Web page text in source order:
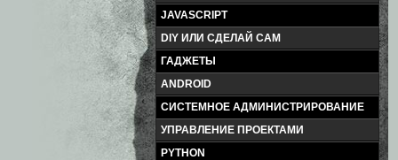
JAVASCRIPT
DIY ИЛИ СДЕЛАЙ САМ
ГАДЖЕТЫ
ANDROID
СИСТЕМНОЕ АДМИНИСТРИРОВАНИЕ
УПРАВЛЕНИЕ ПРОЕКТАМИ
PYTHON